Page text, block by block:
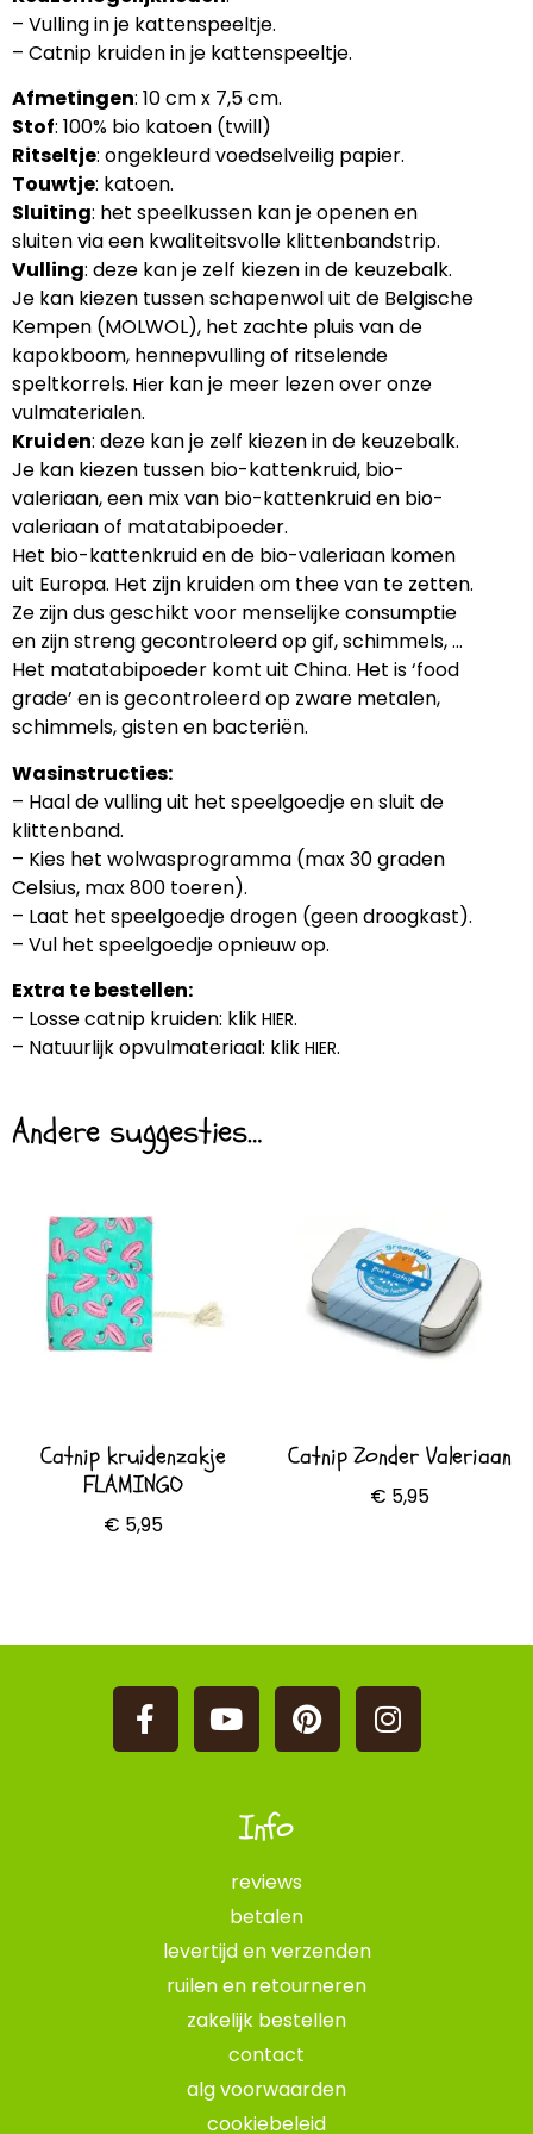
– Vulling in je kattenspeeltje.
– Catnip kruiden in je kattenspeeltje.
Afmetingen: 10 cm x 7,5 cm.
Stof: 100% bio katoen (twill)
Ritseltje: ongekleurd voedselveilig papier.
Touwtje: katoen.
Sluiting: het speelkussen kan je openen en
sluiten via een kwaliteitsvolle klittenbandstrip.
Vulling: deze kan je zelf kiezen in de keuzebalk.
Je kan kiezen tussen schapenwol uit de Belgische
Kempen (MOLWOL), het zachte pluis van de
kapokboom, hennepvulling of ritselende
speltkorrels. Hier kan je meer lezen over onze
vulmaterialen.
Kruiden: deze kan je zelf kiezen in de keuzebalk.
Je kan kiezen tussen bio-kattenkruid, bio-
valeriaan, een mix van bio-kattenkruid en bio-
valeriaan of matatabipoeder.
Het bio-kattenkruid en de bio-valeriaan komen
uit Europa. Het zijn kruiden om thee van te zetten.
Ze zijn dus geschikt voor menselijke consumptie
en zijn streng gecontroleerd op gif, schimmels, …
Het matatabipoeder komt uit China. Het is ‘food
grade’ en is gecontroleerd op zware metalen,
schimmels, gisten en bacteriën.
Wasinstructies:
– Haal de vulling uit het speelgoedje en sluit de
klittenband.
– Kies het wolwasprogramma (max 30 graden
Celsius, max 800 toeren).
– Laat het speelgoedje drogen (geen droogkast).
– Vul het speelgoedje opnieuw op.
Extra te bestellen:
– Losse catnip kruiden: klik HIER.
– Natuurlijk opvulmateriaal: klik HIER.
Andere suggesties…
Catnip kruidenzakje
FLAMINGO
€ 5,95
Catnip Zonder Valeriaan
€ 5,95
Info
reviews
betalen
levertijd en verzenden
ruilen en retourneren
zakelijk bestellen
contact
alg voorwaarden
cookiebeleid